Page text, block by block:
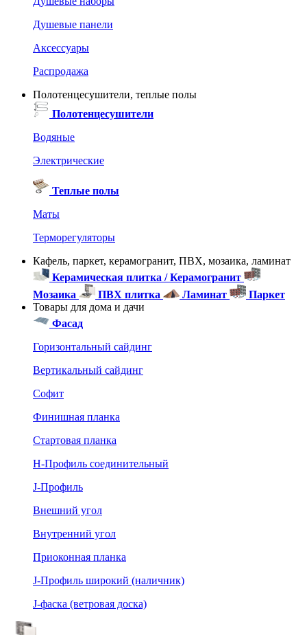
Душевые панели
Аксессуары
Распродажа
Полотенцесушители, теплые полы
Полотенцесушители
Водяные
Электрические
Теплые полы
Маты
Терморегуляторы
Кафель, паркет, керамогранит, ПВХ, мозаика, ламинат
Керамическая плитка / Керамогранит
Мозаика
ПВХ плитка Ламинат
Паркет
Товары для дома и дачи
Фасад
Горизонтальный сайдинг
Вертикальный сайдинг
Софит
Финишная планка
Стартовая планка
Н-Профиль соединительный
J-Профиль
Внешний угол
Внутренний угол
Приоконная планка
J-Профиль широкий (наличник)
J-фаска (ветровая доска)